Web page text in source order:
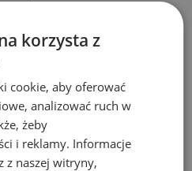
jeżeli
zlokalizowana na
tegoż projektu decyzji o
a jest ona
udzieliłby regionalny
który – jeśli ustawa
korzysta z
cookie, aby oferować
analizować ruch w
żeby
i reklamy. Informacje
z naszej witryny,